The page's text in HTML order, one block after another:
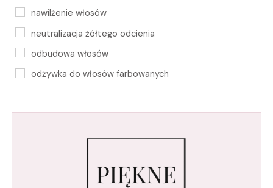
nawilżenie włosów
neutralizacja żółtego odcienia
odbudowa włosów
odżywka do włosów farbowanych
pielęgnacja włosów blond
Włosy Farbowane